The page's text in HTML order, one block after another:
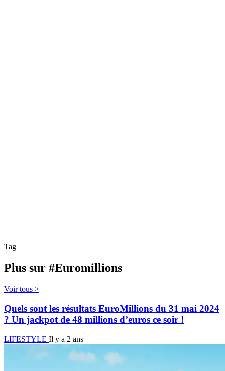
Tag
Plus sur #Euromillions
Voir tous >
Quels sont les résultats EuroMillions du 31 mai 2024
? Un jackpot de 48 millions d’euros ce soir !
LIFESTYLE Il y a 2 ans